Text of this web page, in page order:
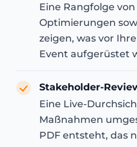
Eine Rangfolge
Optimierungen
zeigen, was vor
Event aufgerüstet
Stakeholder-
Eine Live-
Maßnahmen
PDF entsteht, das